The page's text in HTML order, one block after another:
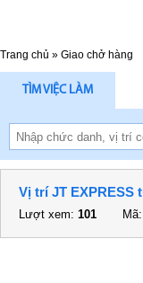
Trang chủ » Giao chở hàng
TÌM VIỆC LÀM
Vị trí JT EXPRESS
Lượt xem: 101 Mã: